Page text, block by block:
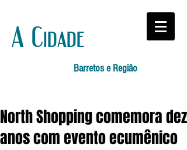
A Cidade
Barretos e Região
North Shopping comemora dez
anos com evento ecumênico